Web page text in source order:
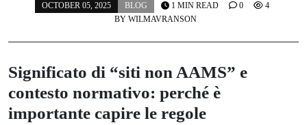
OCTOBER 05, 2025
BLOG
BY WILMAVRANSON
1 MIN READ 0 4
Significato di “siti non AAMS” e
contesto normativo: perché è
importante capire le regole